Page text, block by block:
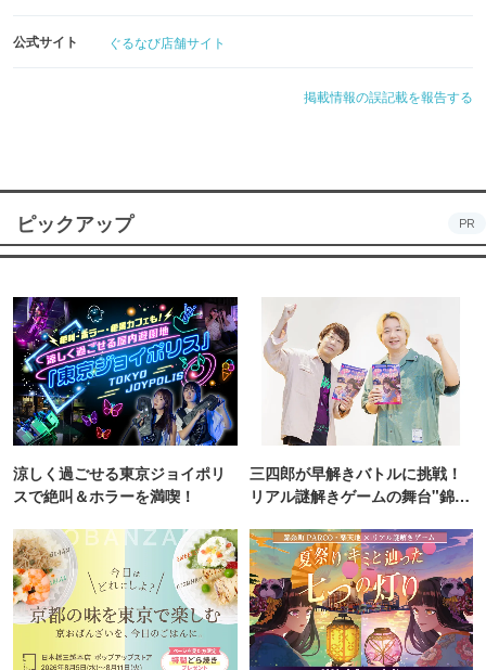
公式サイト ぐるなび店舗サイト
掲載情報の誤記載を報告する
ピックアップ PR
涼しく過ごせる東京ジョイポリ
スで絶叫＆ホラーを満喫！
三四郎が早解きバトルに挑戦！
リアル謎解きゲームの舞台"錦糸